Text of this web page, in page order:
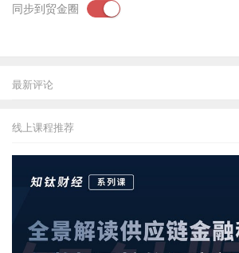
同步到贸金圈
最新评论
线上课程推荐